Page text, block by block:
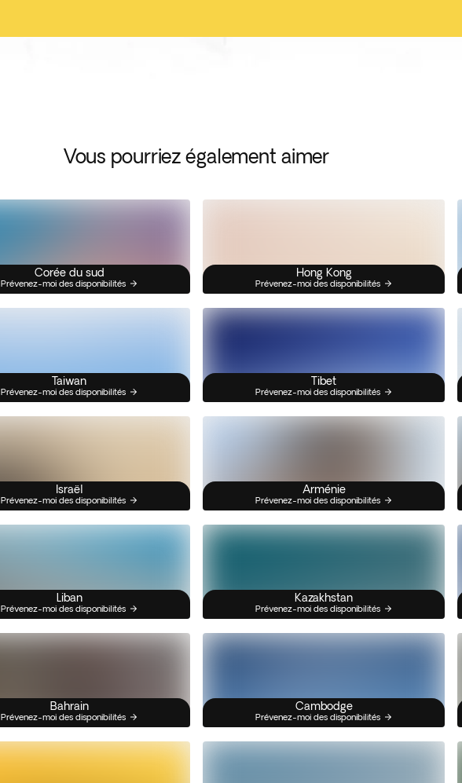
Vous pourriez également aimer
Corée du sud
Prévenez-moi des disponibilités
Hong Kong
Prévenez-moi des disponibilités
Taiwan
Prévenez-moi des disponibilités
Tibet
Prévenez-moi des disponibilités
Israël
Prévenez-moi des disponibilités
Arménie
Prévenez-moi des disponibilités
Liban
Prévenez-moi des disponibilités
Kazakhstan
Prévenez-moi des disponibilités
Bahrain
Prévenez-moi des disponibilités
Cambodge
Prévenez-moi des disponibilités